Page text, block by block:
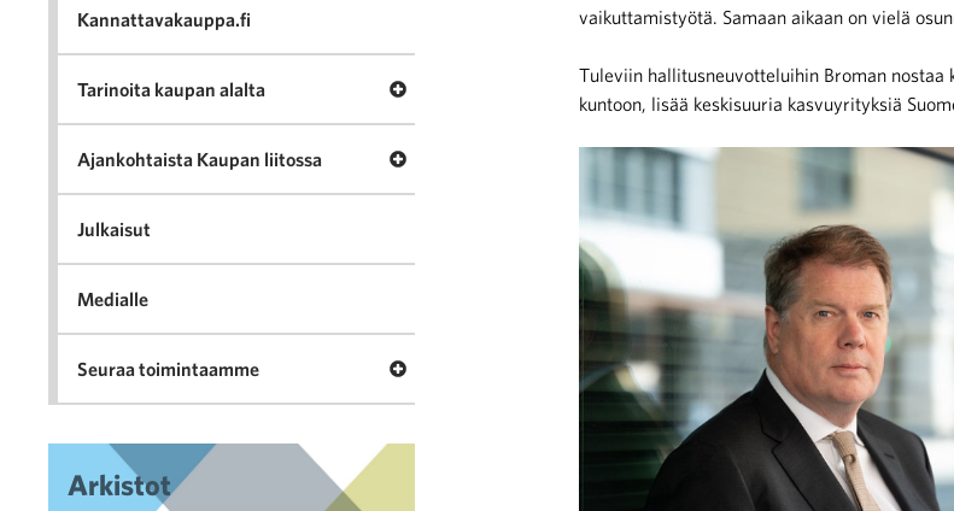
vaikuttamistyötä. Samaan aikaan on vielä
Tuleviin hallitusneuvotteluihin Broman
kuntoon, lisää keskisuuria kasvuyrityksiä
Kannattavakauppa.fi
Tarinoita kaupan alalta Avaa valikko Tarinoita kaupan alalta
Ajankohtaista Kaupan liitossa Avaa valikko Ajankohtaista Kaupan liitossa
Julkaisut
Medialle
Seuraa toimintaamme Avaa valikko Seuraa toimintaamme
Arkistot